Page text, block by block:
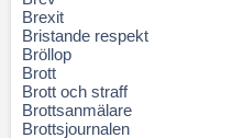
Brexit
Bristande respekt
Bröllop
Brott
Brott och straff
Brottsanmälare
Brottsjournalen